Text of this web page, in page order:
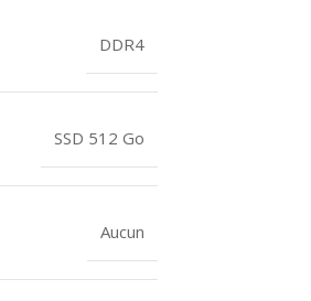
DDR4
SSD 512 Go
Aucun